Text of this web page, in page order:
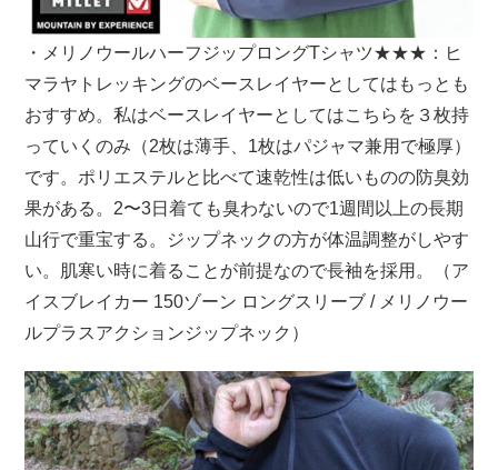
・メリノウールハーフジップロングTシャツ★★★：ヒ
マラヤトレッキングのベースレイヤーとしてはもっとも
おすすめ。私はベースレイヤーとしてはこちらを３枚持
っていくのみ（2枚は薄手、1枚はパジャマ兼用で極厚）
です。ポリエステルと比べて速乾性は低いものの防臭効
果がある。2〜3日着ても臭わないので1週間以上の長期
山行で重宝する。ジップネックの方が体温調整がしやす
い。肌寒い時に着ることが前提なので長袖を採用。（ア
イスブレイカー 150ゾーン ロングスリーブ / メリノウー
ルプラスアクションジップネック）